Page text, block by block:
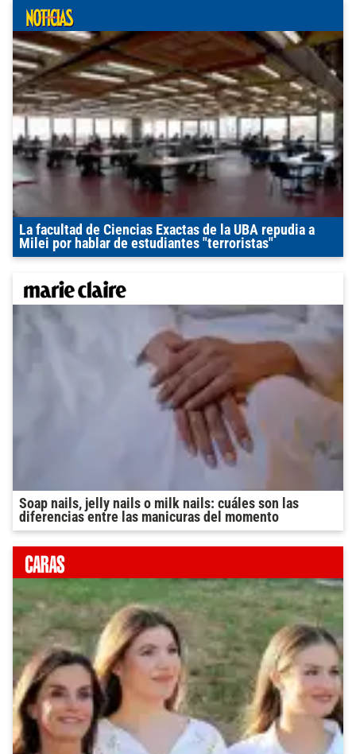
La facultad de Ciencias Exactas de la UBA repudia a
Milei por hablar de estudiantes "terroristas"
Soap nails, jelly nails o milk nails: cuáles son las
diferencias entre las manicuras del momento